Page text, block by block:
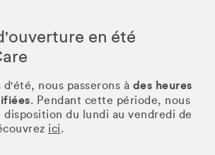
en été
d'été, nous passerons à des heures
. Pendant cette période, nous
du lundi au vendredi de
ici.